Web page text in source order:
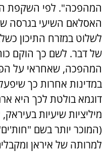
המהפכה". לפי השקפת
לשלוט במזרח התיכון
של דבר. לשם כך הוקם
המהפכה, שאחראי על
במדינות אחרות כך
דוגמא בולטת לכך היא
מיליציות שיעיות
(המוכר יותר בשם
למרותה של איראן